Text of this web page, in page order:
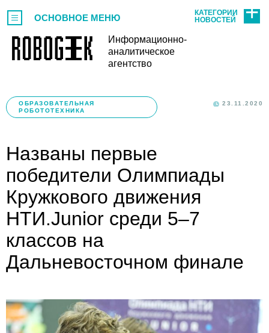
Информационно-
аналитическое
агентство
ОСНОВНОЕ МЕНЮ
КАТЕГОРИИ
НОВОСТЕЙ
ОБРАЗОВАТЕЛЬНАЯ
РОБОТОТЕХНИКА
23.11.2020
Названы первые
победители Олимпиады
Кружкового движения
НТИ.Junior среди 5–7
классов на
Дальневосточном финале